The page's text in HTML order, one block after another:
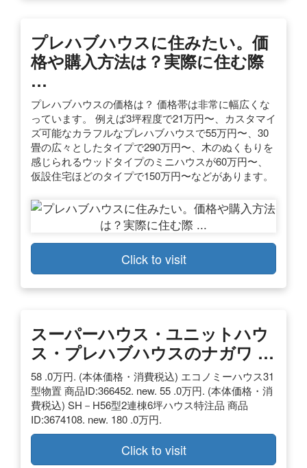
プレハブハウスに住みたい。価
格や購入方法は？実際に住む際
…
プレハブハウスの価格は？ 価格帯は非常に幅広くな
っています。 例えば3坪程度で21万円〜、カスタマイ
ズ可能なカラフルなプレハブハウスで55万円〜、30
畳の広々としたタイプで290万円〜、木のぬくもりを
感じられるウッドタイプのミニハウスが60万円〜、
仮設住宅ほどのタイプで150万円〜などがあります。
Click to visit
スーパーハウス・ユニットハウ
ス・プレハブハウスのナガワ …
58 .0万円. (本体価格・消費税込) エコノミーハウス31
型物置 商品ID:366452. new. 55 .0万円. (本体価格・消
費税込) SH－H56型2連棟6坪ハウス特注品 商品
ID:3674108. new. 180 .0万円.
Click to visit